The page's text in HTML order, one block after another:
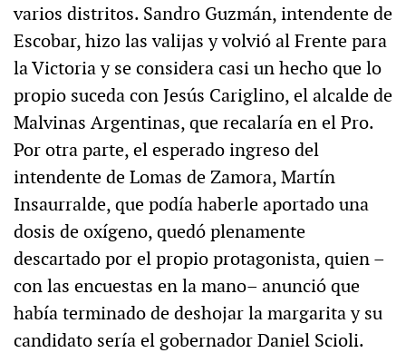
varios distritos. Sandro Guzmán, intendente de
Escobar, hizo las valijas y volvió al Frente para
la Victoria y se considera casi un hecho que lo
propio suceda con Jesús Cariglino, el alcalde de
Malvinas Argentinas, que recalaría en el Pro.
Por otra parte, el esperado ingreso del
intendente de Lomas de Zamora, Martín
Insaurralde, que podía haberle aportado una
dosis de oxígeno, quedó plenamente
descartado por el propio protagonista, quien –
con las encuestas en la mano– anunció que
había terminado de deshojar la margarita y su
candidato sería el gobernador Daniel Scioli.